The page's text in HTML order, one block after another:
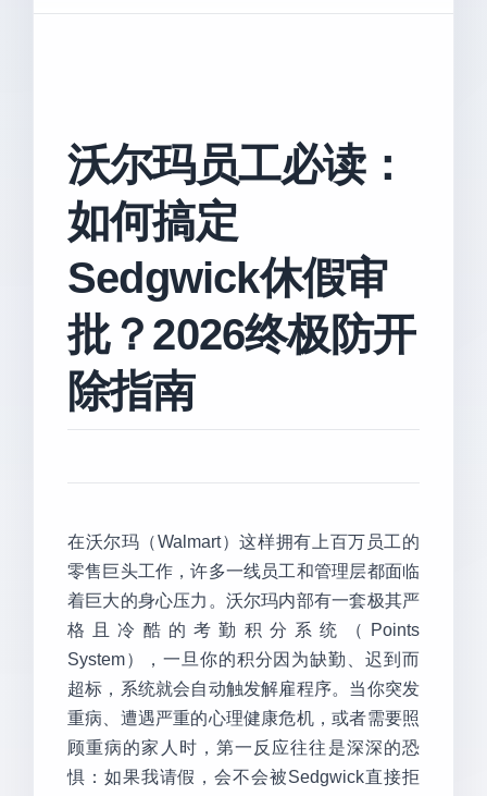
沃尔玛员工必读：
如何搞定
Sedgwick休假审
批？2026终极防开
除指南
在沃尔玛（Walmart）这样拥有上百万员工的
零售巨头工作，许多一线员工和管理层都面临
着巨大的身心压力。沃尔玛内部有一套极其严
格且冷酷的考勤积分系统（Points
System），一旦你的积分因为缺勤、迟到而
超标，系统就会自动触发解雇程序。当你突发
重病、遭遇严重的心理健康危机，或者需要照
顾重病的家人时，第一反应往往是深深的恐
惧：如果我请假，会不会被Sedgwick直接拒